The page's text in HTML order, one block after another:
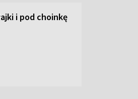
i pod choinkę